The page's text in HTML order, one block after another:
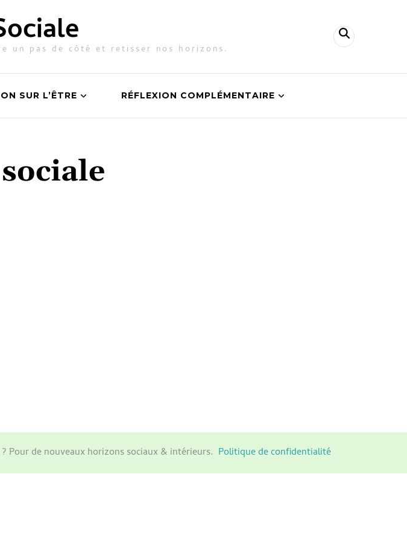
un pas de côté et retisser nos horizons.
SUR L’ÊTRE RÉFLEXION COMPLÉMENTAIRE
Pour de nouveaux horizons sociaux & intérieurs. Politique de confidentialité